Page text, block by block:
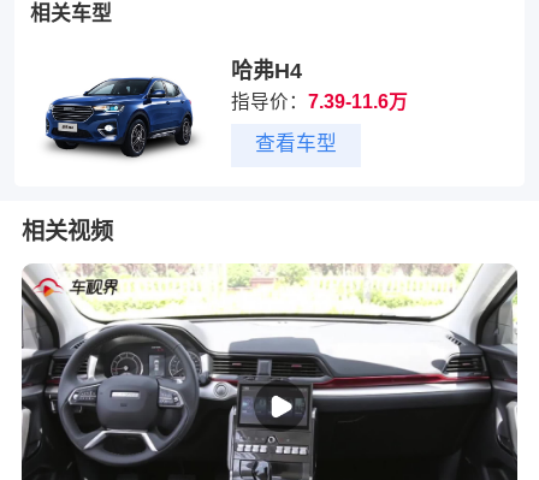
相关车型
哈弗H4
指导价：7.39-11.6万
查看车型
相关视频